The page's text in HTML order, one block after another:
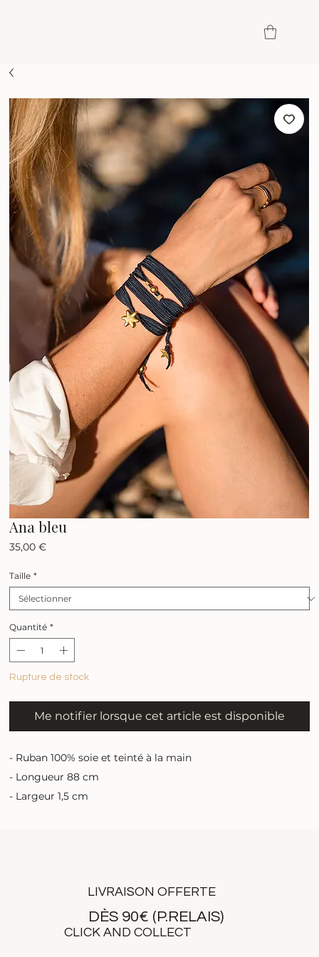
Ana bleu
35,00 €Prix
Taille *
Quantité *
Rupture de stock
Me notifier lorsque cet article est disponible
- Ruban 100% soie et teinté à la main
- Longueur 88 cm
- Largeur 1,5 cm
CLICK AND COLLECT
LIVRAISON OFFERTE
DÈS 90€ (P.RELAIS)